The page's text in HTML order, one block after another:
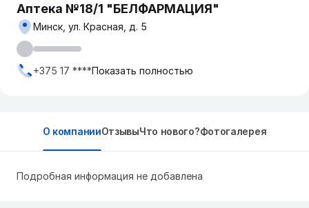
Аптека №18/1 "БЕЛФАРМАЦИЯ"
Минск, ул. Красная, д. 5
+375 17 ****Показать полностью
О компанииОтзывыЧто нового?Фотогалерея
Подробная информация не добавлена